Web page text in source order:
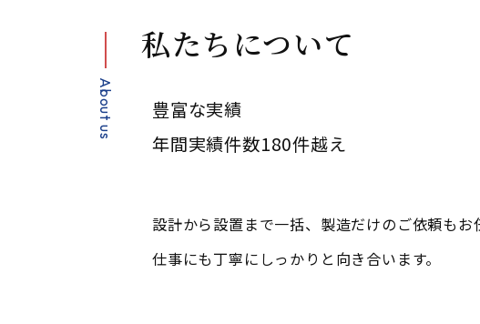
About us
私たちについて
豊富な実績
年間実績件数180件越え
設計から設置まで一括、製造だけのご依頼もお
仕事にも丁寧にしっかりと向き合います。